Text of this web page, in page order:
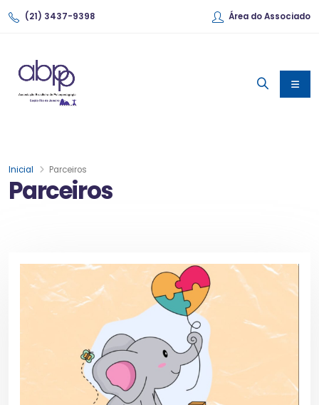
(21) 3437-9398 Área do Associado
Parceiros
Inicial Parceiros